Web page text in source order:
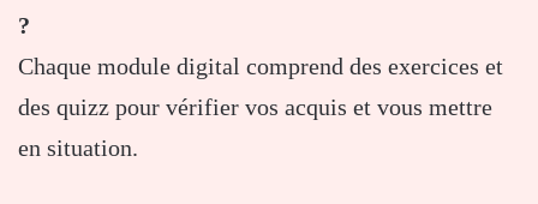
?
Chaque module digital comprend des exercices et
des quizz pour vérifier vos acquis et vous mettre
en situation.